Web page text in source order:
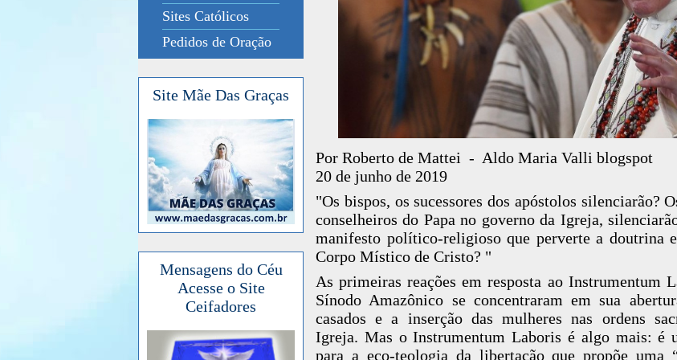
Sites Católicos
Pedidos de Oração
Site Mãe Das Graças
Mensagens do Céu
Acesse o Site
Ceifadores
Por Roberto de Mattei - Aldo Maria Valli blogspot
20 de junho de 2019
"Os bispos, os sucessores dos apóstolos silenciarão?
conselheiros do Papa no governo da Igreja,
manifesto político-religioso que perverte a doutrina
Corpo Místico de Cristo? "
As primeiras reações em resposta ao Instrumentum
Sínodo Amazônico se concentraram em sua
casados e a inserção das mulheres nas ordens
Igreja. Mas o Instrumentum Laboris é algo mais: é
para a eco-teologia da libertação que propõe uma